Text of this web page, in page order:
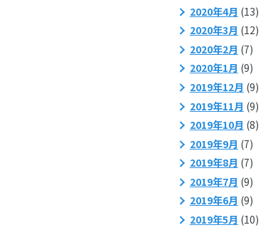
2020年4月 (13)
2020年3月 (12)
2020年2月 (7)
2020年1月 (9)
2019年12月 (9)
2019年11月 (9)
2019年10月 (8)
2019年9月 (7)
2019年8月 (7)
2019年7月 (9)
2019年6月 (9)
2019年5月 (10)